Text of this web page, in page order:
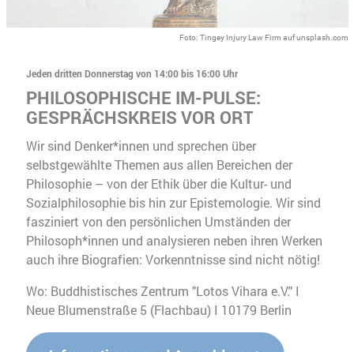
Foto: Tingey Injury Law Firm auf unsplash.com
Jeden dritten Donnerstag von 14:00 bis 16:00 Uhr
PHILOSOPHISCHE IM-PULSE:
GESPRÄCHSKREIS VOR ORT
Wir sind Denker*innen und sprechen über
selbstgewählte Themen aus allen Bereichen der
Philosophie – von der Ethik über die Kultur- und
Sozialphilosophie bis hin zur Epistemologie. Wir sind
fasziniert von den persönlichen Umständen der
Philosoph*innen und analysieren neben ihren Werken
auch ihre Biografien: Vorkenntnisse sind nicht nötig!
Wo: Buddhistisches Zentrum "Lotos Vihara e.V." I
Neue Blumenstraße 5 (Flachbau) I 10179 Berlin